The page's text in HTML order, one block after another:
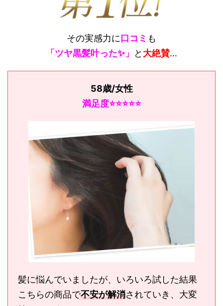
その実感力に口コミ も
「ツヤ黒髪叶った✨」
と 大絶賛…
58歳/女性
満足度⭐️⭐️⭐️⭐️⭐️
髪に悩んでいましたが、いろいろ試した結果
こちらの商品で不安が解消されていき、大変